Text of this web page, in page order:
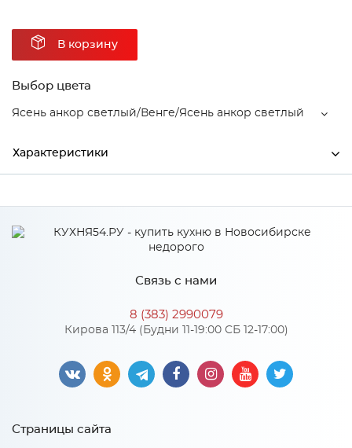
В корзину
Выбор цвета
Ясень анкор светлый/Венге/Ясень анкор светлый
Характеристики
Высота 2100
Ясень анкор светлый/
Венге/Ясень анкор светлый
Материал ЛДСП
Особенности
Связь с нами
8 (383) 2990079
Кирова 113/4 (Будни 11-19:00 СБ 12-17:00)
Страницы сайта